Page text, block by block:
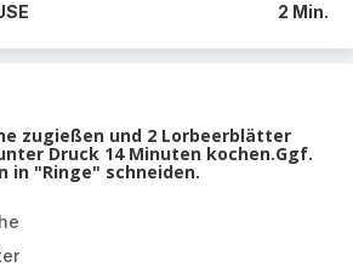
2 Min.
zugießen und 2 Lorbeerblätter
Druck 14 Minuten kochen.Ggf.
in "Ringe" schneiden.